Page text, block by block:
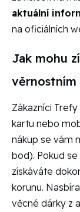
aktuální
na oficiálních
Jak mohu
věrnostním
Zákazníci
kartu nebo
nákup se vám
bod). Pokud
získáváte
korunu.
věcné dárky z